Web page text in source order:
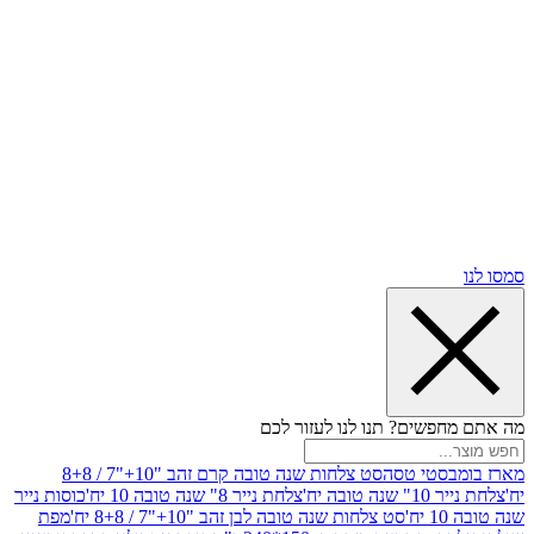
תנו לנו לעזור לכם
טסה
סט צלחות שנה טובה קרם זהב "10+"7 / 8+8
יח'
צלחת נייר 8" שנה טובה 10 יח'
כוסות נייר
סט צלחות שנה טובה לבן זהב "10+"7 / 8+8 יח'
מפת